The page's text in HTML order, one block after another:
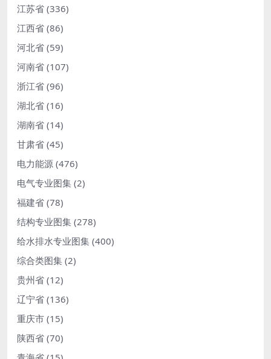
江苏省 (336)
江西省 (86)
河北省 (59)
河南省 (107)
浙江省 (96)
湖北省 (16)
湖南省 (14)
甘肃省 (45)
电力能源 (476)
电气专业图集 (2)
福建省 (78)
结构专业图集 (278)
给水排水专业图集 (400)
综合类图集 (2)
贵州省 (12)
辽宁省 (136)
重庆市 (15)
陕西省 (70)